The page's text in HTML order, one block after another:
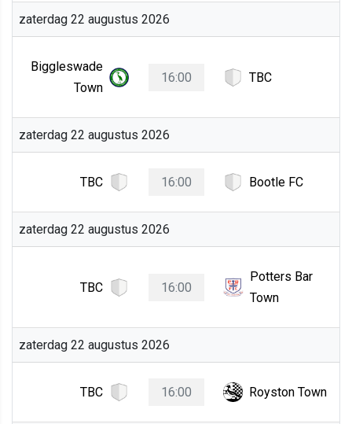
zaterdag 22 augustus 2026
Biggleswade
Town
16:00 TBC
zaterdag 22 augustus 2026
TBC 16:00 Bootle FC
zaterdag 22 augustus 2026
TBC 16:00
Potters Bar
Town
zaterdag 22 augustus 2026
TBC 16:00 Royston Town